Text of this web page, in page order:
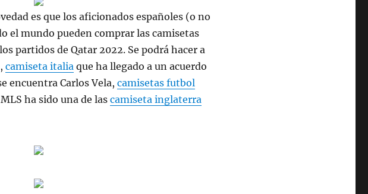
es que los aficionados españoles (o no
el mundo pueden comprar las camisetas
partidos de Qatar 2022. Se podrá hacer a
camiseta italia que ha llegado a un acuerdo
encuentra Carlos Vela,camisetas futbol
ha sido una de lascamiseta inglaterra